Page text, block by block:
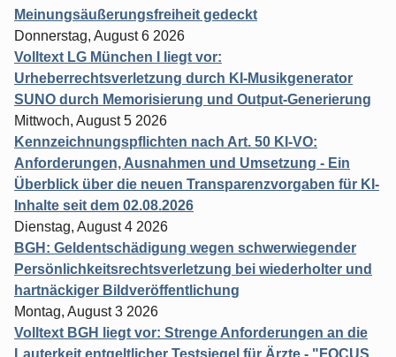
Meinungsäußerungsfreiheit gedeckt
Donnerstag, August 6 2026
Volltext LG München I liegt vor:
Urheberrechtsverletzung durch KI-Musikgenerator
SUNO durch Memorisierung und Output-Generierung
Mittwoch, August 5 2026
Kennzeichnungspflichten nach Art. 50 KI-VO:
Anforderungen, Ausnahmen und Umsetzung - Ein
Überblick über die neuen Transparenzvorgaben für KI-
Inhalte seit dem 02.08.2026
Dienstag, August 4 2026
BGH: Geldentschädigung wegen schwerwiegender
Persönlichkeitsrechtsverletzung bei wiederholter und
hartnäckiger Bildveröffentlichung
Montag, August 3 2026
Volltext BGH liegt vor: Strenge Anforderungen an die
Lauterkeit entgeltlicher Testsiegel für Ärzte - "FOCUS